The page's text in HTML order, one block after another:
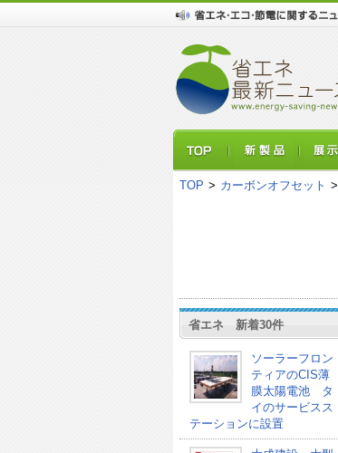
TOP > カーボンオフセット >
省エネ 新着30件
ソーラーフロン
ティアのCIS薄
膜太陽電池 タ
イのサービスス
テーションに設置